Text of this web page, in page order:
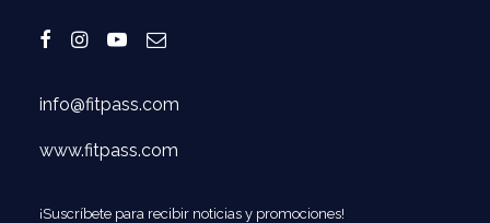
info@fitpass.com
www.fitpass.com
¡Suscríbete para recibir noticias y promociones!